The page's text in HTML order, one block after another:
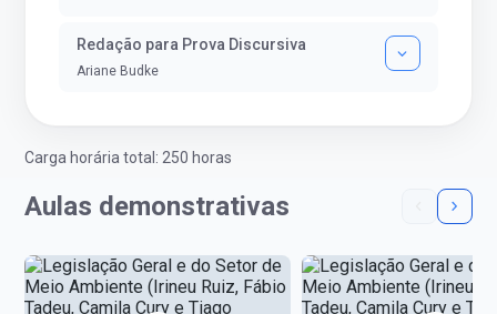
Redação para Prova Discursiva
Ariane Budke
Carga horária total: 250 horas
Aulas demonstrativas